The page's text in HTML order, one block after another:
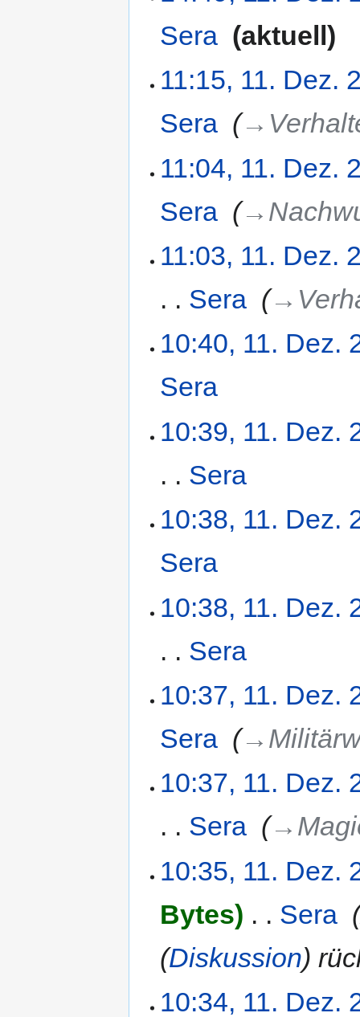
Sera
aktuell
11:15, 11. Dez.
Sera
11:04, 11. Dez.
Sera
11:03, 11. Dez.
Sera
10:40, 11. Dez.
Sera
10:39, 11. Dez.
Sera
10:38, 11. Dez.
Sera
10:38, 11. Dez.
Sera
10:37, 11. Dez.
Sera
10:37, 11. Dez.
Sera
10:35, 11. Dez.
Bytes
Sera
(Diskussion)
10:34, 11. Dez.